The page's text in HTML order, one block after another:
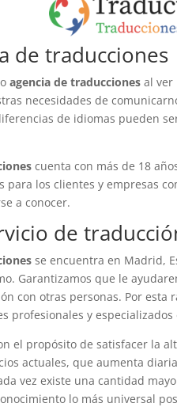
de traducciones
agencia de traducciones al ver
necesidades de
de idiomas pueden
cuenta con más de 18
los clientes y empresas
a conocer.
de
se encuentra en Madrid,
Garantizamos que le
con otras personas. Por esta
profesionales y especializados
el propósito de satisfacer la
actuales, que aumenta
vez existe una cantidad
lo más universal